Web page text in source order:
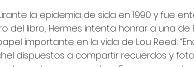
la epidemia de sida en 1990 y fue
del libro, Hermes intenta honrar a una
importante en la vida de Lou Reed:
dispuestos a compartir recuerdos y